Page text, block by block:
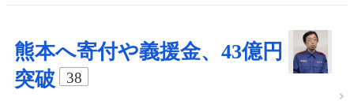
熊本へ寄付や義援金、43億円
突破
38